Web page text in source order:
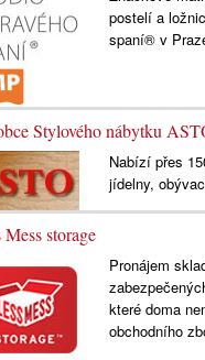
postelí a
spaní® v
Stylového nábytku
Nabízí přes
jídelny,
Mess storage
Pronájem
které doma
obchodního